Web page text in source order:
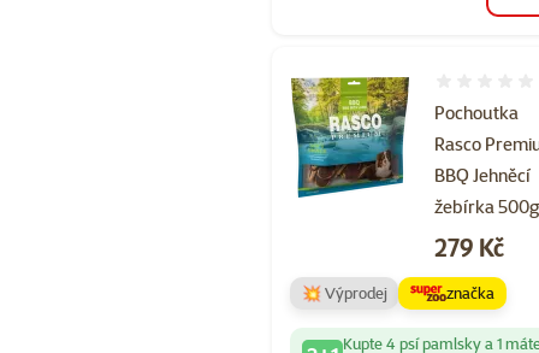
Pochoutka
Rasco
BBQ Jehněcí
žebírka 500g
Cena
279 Kč
💥 Výprodej značka
Kupte 4 psí pamlsky a 1